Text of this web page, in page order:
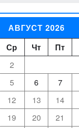
АВГУСТ 2026
Ср Чт Пт
2
5 6 7
12 13 14
19 20 21